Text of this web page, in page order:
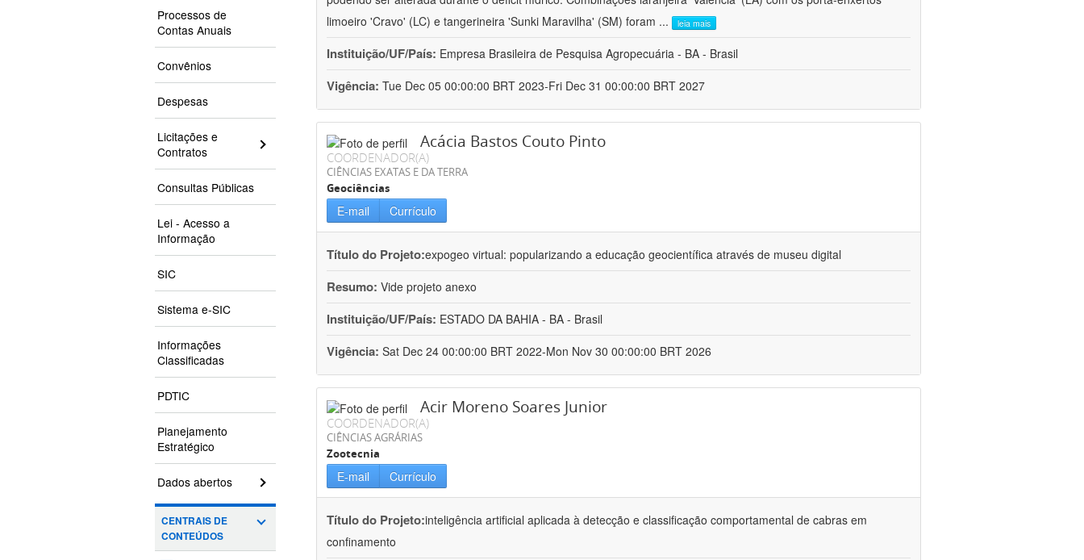
Processos de
Contas Anuais
Convênios
Despesas
Licitações e
Contratos
Consultas Públicas
Lei - Acesso a
Informação
SIC
Sistema e-SIC
Informações
Classificadas
PDTIC
Planejamento
Estratégico
Dados abertos
CENTRAIS DE
CONTEÚDOS
limoeiro 'Cravo' (LC) e tangerineira 'Sunki Maravilha' (SM) foram ... leia mais
Instituição/UF/País: Empresa Brasileira de Pesquisa Agropecuária - BA - Brasil
Vigência: Tue Dec 05 00:00:00 BRT 2023-Fri Dec 31 00:00:00 BRT 2027
Acácia Bastos Couto Pinto
COORDENADOR(A)
CIÊNCIAS EXATAS E DA TERRA
Geociências
E-mail Currículo
Título do Projeto:expogeo virtual: popularizando a educação geocientífica através de museu digital
Resumo: Vide projeto anexo
Instituição/UF/País: ESTADO DA BAHIA - BA - Brasil
Vigência: Sat Dec 24 00:00:00 BRT 2022-Mon Nov 30 00:00:00 BRT 2026
Acir Moreno Soares Junior
COORDENADOR(A)
CIÊNCIAS AGRÁRIAS
Zootecnia
E-mail Currículo
Título do Projeto:inteligência artificial aplicada à detecção e classificação comportamental de cabras em
confinamento